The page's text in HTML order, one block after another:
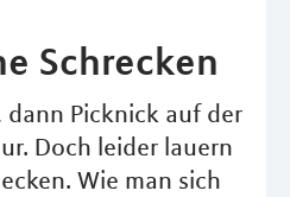
Schrecken
dann Picknick auf der
Doch leider lauern
Wie man sich